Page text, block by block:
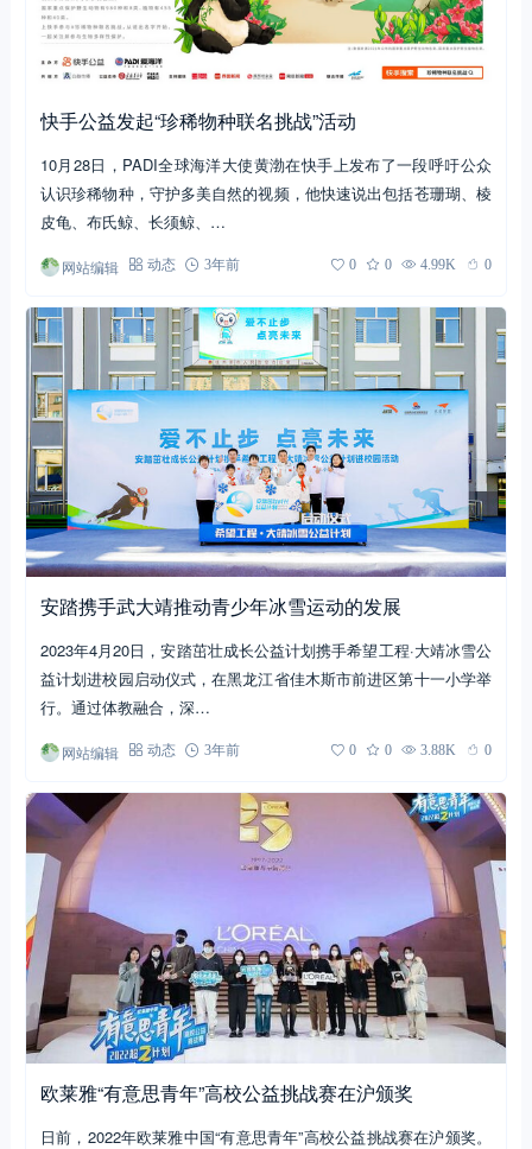
快手公益发起“珍稀物种联名挑战”活动
10月28日，PADI全球海洋大使黄渤在快手上发布了一段呼吁公众
认识珍稀物种，守护多美自然的视频，他快速说出包括苍珊瑚、棱
皮龟、布氏鲸、长须鲸、…
网站编辑 动态 3年前 0 0 4.99K 0
安踏携手武大靖推动青少年冰雪运动的发展
2023年4月20日，安踏茁壮成长公益计划携手希望工程·大靖冰雪公
益计划进校园启动仪式，在黑龙江省佳木斯市前进区第十一小学举
行。通过体教融合，深…
网站编辑 动态 3年前 0 0 3.88K 0
欧莱雅“有意思青年”高校公益挑战赛在沪颁奖
日前，2022年欧莱雅中国“有意思青年”高校公益挑战赛在沪颁奖。